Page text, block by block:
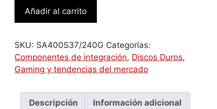
Kingston
Technology
2.5"
240
GB
ATA
Añadir al carrito
SKU: SA400S37/240G Categorías:
Componentes de integración, Discos Duros,
Gaming y tendencias del mercado
Descripción Información adicional